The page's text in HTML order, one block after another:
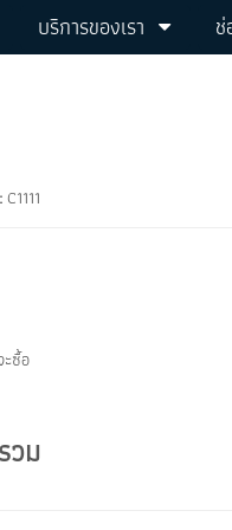
บริการของเรา
C1111
ซื้อ
วม